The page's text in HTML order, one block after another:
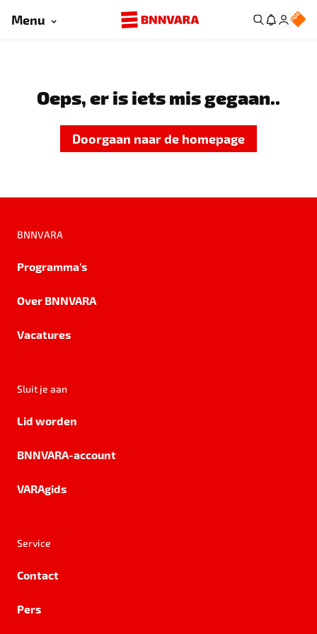
Menu
Oeps, er is iets mis gegaan..
Doorgaan naar de homepage
BNNVARA
Programma's
Over BNNVARA
Vacatures
Sluit je aan
Lid worden
BNNVARA-account
VARAgids
Service
Contact
Pers